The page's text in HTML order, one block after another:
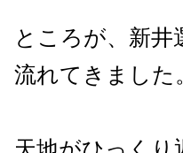
ところが、新
流れてきました